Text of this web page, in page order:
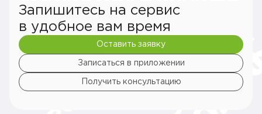
Запишитесь на сервис
в удобное вам время
Оставить заявку
Записаться в приложении
Получить консультацию